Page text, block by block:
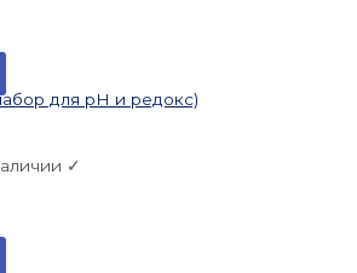
для pH и редокс)
✓